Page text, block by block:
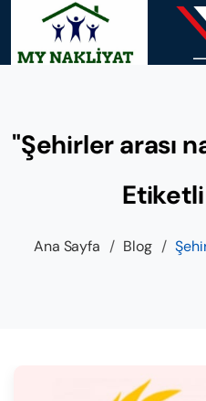
"Şehirler arası
Etiketli
Ana Sayfa / Blog /